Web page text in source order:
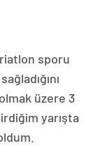
sporu
üzere 3
yarışta